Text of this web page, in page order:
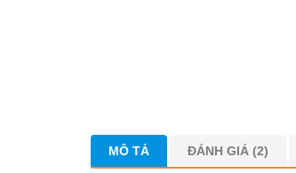
MÔ TẢ ĐÁNH GIÁ (2)